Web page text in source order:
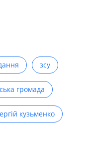
зсу
громада
кузьменко